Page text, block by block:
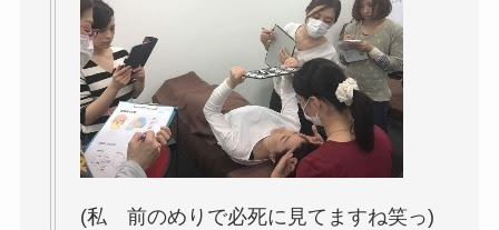
(私 前のめりで必死に見てますね笑っ)